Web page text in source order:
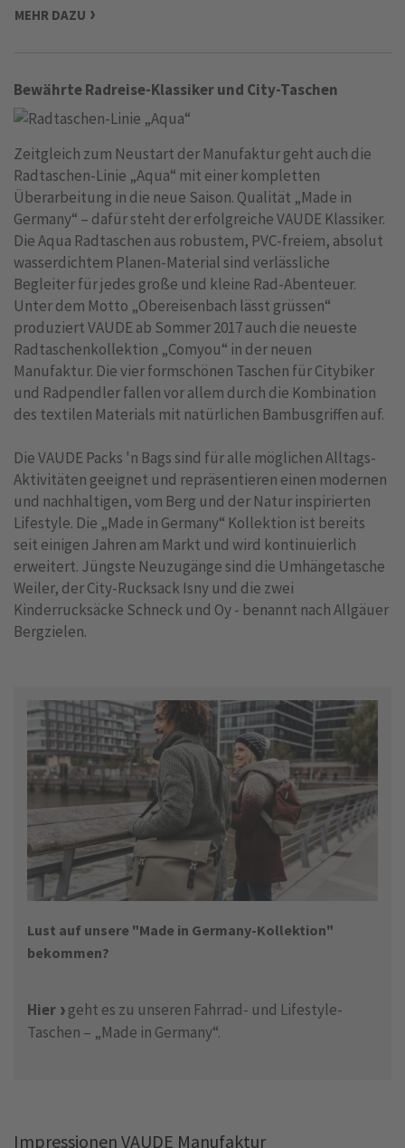
MEHR DAZU
Bewährte Radreise-Klassiker und City-Taschen
Zeitgleich zum Neustart der Manufaktur geht auch die
Radtaschen-Linie „Aqua“ mit einer kompletten
Überarbeitung in die neue Saison. Qualität „Made in
Germany“ – dafür steht der erfolgreiche VAUDE Klassiker.
Die Aqua Radtaschen aus robustem, PVC-freiem, absolut
wasserdichtem Planen-Material sind verlässliche
Begleiter für jedes große und kleine Rad-Abenteuer.
Unter dem Motto „Obereisenbach lässt grüssen“
produziert VAUDE ab Sommer 2017 auch die neueste
Radtaschenkollektion „Comyou“ in der neuen
Manufaktur. Die vier formschönen Taschen für Citybiker
und Radpendler fallen vor allem durch die Kombination
des textilen Materials mit natürlichen Bambusgriffen auf.
Die VAUDE Packs 'n Bags sind für alle möglichen Alltags-
Aktivitäten geeignet und repräsentieren einen modernen
und nachhaltigen, vom Berg und der Natur inspirierten
Lifestyle. Die „Made in Germany“ Kollektion ist bereits
seit einigen Jahren am Markt und wird kontinuierlich
erweitert. Jüngste Neuzugänge sind die Umhängetasche
Weiler, der City-Rucksack Isny und die zwei
Kinderrucksäcke Schneck und Oy - benannt nach Allgäuer
Bergzielen.
Lust auf unsere "Made in Germany-Kollektion"
bekommen?
Hier
geht es zu unseren Fahrrad- und Lifestyle-
Taschen – „Made in Germany“.
Impressionen VAUDE Manufaktur